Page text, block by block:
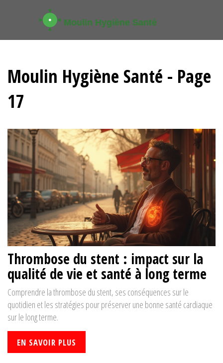
Moulin Hygiène Santé - Page
17
Thrombose du stent : impact sur la
qualité de vie et santé à long terme
Comprendre la thrombose du stent, ses conséquences sur le
quotidien et les stratégies pour préserver une bonne santé cardiaque
sur le long terme.
EN SAVOIR PLUS